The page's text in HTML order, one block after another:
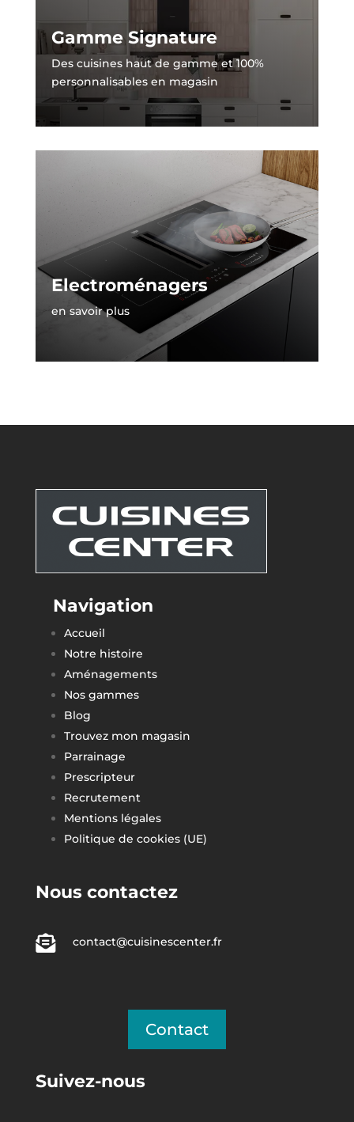
Gamme Signature
Des cuisines haut de gamme et 100%
personnalisables en magasin
Electroménagers
en savoir plus
Navigation
Accueil
Notre histoire
Aménagements
Nos gammes
Blog
Trouvez mon magasin
Parrainage
Prescripteur
Recrutement
Mentions légales
Politique de cookies (UE)
Nous contactez
 contact@cuisinescenter.fr
Contact
Suivez-nous